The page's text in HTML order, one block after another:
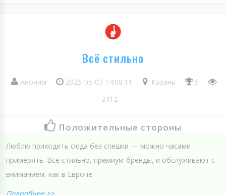
Всё стильно
Аноним 2025-05-03 14:08:11 Казань
5
2412
Положительные стороны
Люблю приходить сюда без спешки — можно часами
примерять. Всё стильно, премиум-бренды, и обслуживают с
вниманием, как в Европе